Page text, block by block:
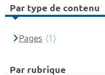
Par type de contenu
Pages (1)
Par rubrique